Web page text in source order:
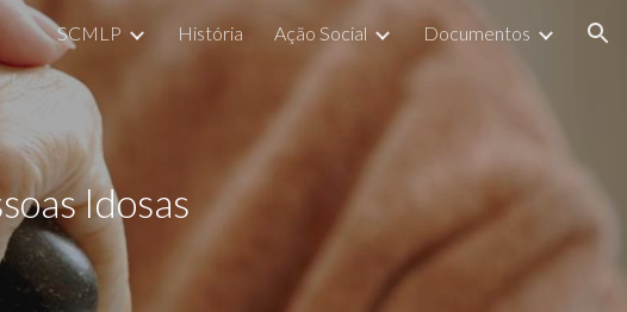
to navigation
SCMLP História Ação Social Documentos
Idosas